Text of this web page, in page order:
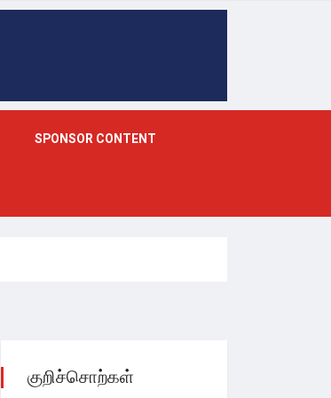
SPONSOR CONTENT
குறிச்சொற்கள்